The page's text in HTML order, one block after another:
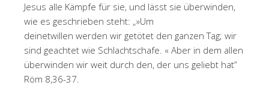
Jesus alle Kämpfe für sie, und lässt sie überwinden,
wie es geschrieben steht: „»Um
deinetwillen werden wir getötet den ganzen Tag; wir
sind geachtet wie Schlachtschafe. « Aber in dem allen
überwinden wir weit durch den, der uns geliebt hat”
Röm 8,36-37.